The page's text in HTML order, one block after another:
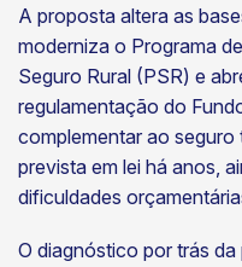
A proposta altera as
moderniza o Programa
Seguro Rural (PSR) e
regulamentação do
complementar ao seguro
prevista em lei há anos,
dificuldades
O diagnóstico por trás